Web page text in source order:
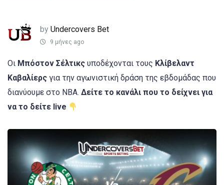
by Undercovers Bet
9 μήνες ago
Οι Μπόστον Σέλτικς υποδέχονται τους Κλίβελαντ
Καβαλίερς για την αγωνιστική δράση της εβδομάδας που
διανύουμε στο NBA. Δείτε το κανάλι που το δείχνει για
να το δείτε live